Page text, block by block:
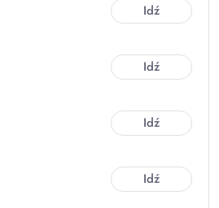
Idź
Idź
Idź
Idź